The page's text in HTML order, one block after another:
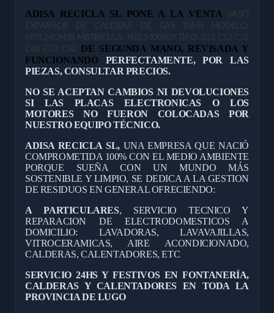
ADISA RECICLA SL PONE A LA VENTA
VASO
EXPANSOR DE CALDERA DE GAS BIASI MODELO:
M95.24CM/B MATRICULA: N051400409 TIPO: B22 C12 C32
C42 C52 C82DE SEGUNDA MANO, REVISADA Y
FUNCIONANDO PERFECTAMENTE, POR LAS
PIEZAS, CONSULTAR PRECIOS.
NO SE ACEPTAN CAMBIOS NI DEVOLUCIONES
SI LAS PLACAS ELECTRONICAS O LOS
MOTORES NO FUERON COLOCADAS POR
NUESTRO EQUIPO TÉCNICO.
ADISA RECICLA SL, UNA EMPRESA QUE NACIÓ
COMPROMETIDA 100% CON EL MEDIO AMBIENTE
PORQUE SUEÑA CON UN MUNDO MÁS
SOSTENIBLE Y LIMPIO, SE DEDICA A LA GESTION
DE RESIDUOS EN GENERAL OFRECIENDO:
A PARTICULARES, SERVICIO TECNICO Y
REPARACION DE ELECTRODOMESTICOS A
DOMICILIO: LAVADORAS, LAVAVAJILLAS,
VITROCERAMICAS, AIRE ACONDICIONADO,
CALDERAS, CALENTADORES, ETC
SERVICIO 24HS Y FESTIVOS EN FONTANERÍA,
CALDERAS Y CALENTADORES EN TODA LA
PROVINCIA DE LUGO